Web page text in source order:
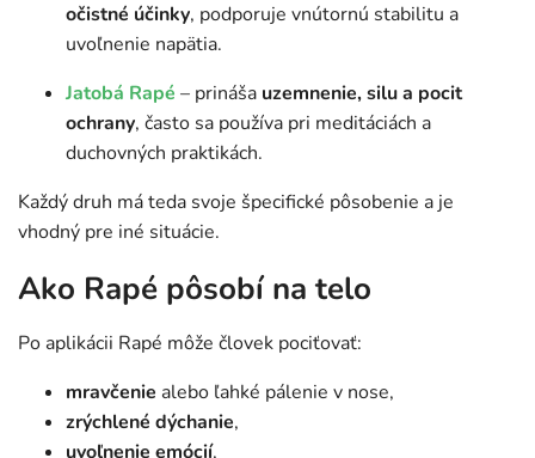
očistné účinky, podporuje vnútornú stabilitu a
uvoľnenie napätia.
Jatobá Rapé – prináša uzemnenie, silu a pocit
ochrany, často sa používa pri meditáciách a
duchovných praktikách.
Každý druh má teda svoje špecifické pôsobenie a je
vhodný pre iné situácie.
Ako Rapé pôsobí na telo
Po aplikácii Rapé môže človek pociťovať:
mravčenie alebo ľahké pálenie v nose,
zrýchlené dýchanie,
uvoľnenie emócií,